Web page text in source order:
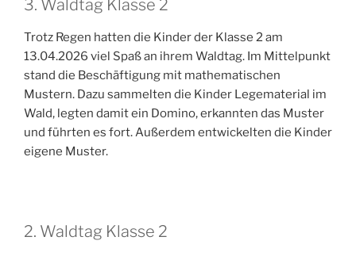
3. Waldtag Klasse 2
Trotz Regen hatten die Kinder der Klasse 2 am
13.04.2026 viel Spaß an ihrem Waldtag. Im Mittelpunkt
stand die Beschäftigung mit mathematischen
Mustern. Dazu sammelten die Kinder Legematerial im
Wald, legten damit ein Domino, erkannten das Muster
und führten es fort. Außerdem entwickelten die Kinder
eigene Muster.
2. Waldtag Klasse 2